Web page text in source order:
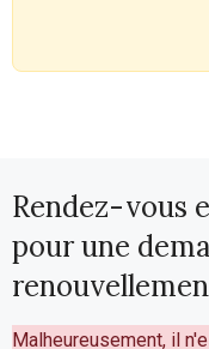
Rendez-vous
pour une
Malheureusement, il